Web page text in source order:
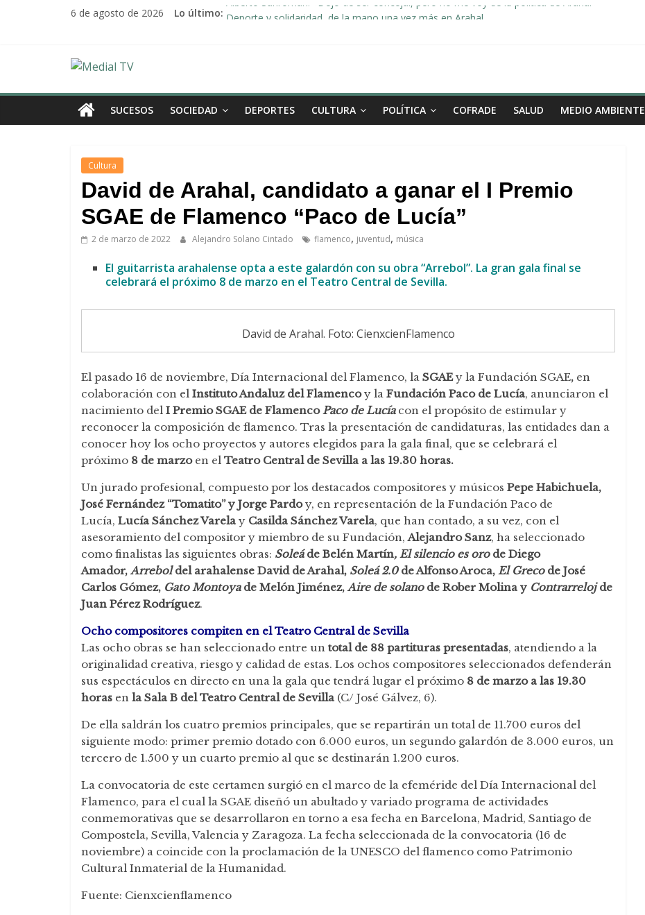
6 de agosto de 2026 Lo último: Alberto Sanromán: «Dejo de ser concejal, pero no me voy de la política de Arahal»
Medial
TV
diario
digital
televisión
de
Arahal
SUCESOS SOCIEDAD DEPORTES CULTURA POLÍTICA COFRADE SALUD MEDIO AMBIENTE
Cultura
David de Arahal, candidato a ganar el I Premio
SGAE de Flamenco “Paco de Lucía”
2 de marzo de 2022 Alejandro Solano Cintado flamenco, juventud, música
El guitarrista arahalense opta a este galardón con su obra “Arrebol”. La gran gala final se
celebrará el próximo 8 de marzo en el Teatro Central de Sevilla.
David de Arahal. Foto: CienxcienFlamenco
El pasado 16 de noviembre, Día Internacional del Flamenco, la SGAEy la Fundación SGAE, en
colaboración con el Instituto Andaluz del Flamencoy la Fundación Paco de Lucía, anunciaron el
nacimiento del I Premio SGAE de FlamencoPaco de Lucíacon el propósito de estimular y
reconocer la composición de flamenco. Tras la presentación de candidaturas, las entidades dan a
conocer hoy los ocho proyectos y autores elegidos para la gala final, que se celebrará el
próximo 8 de marzoen el Teatro Central de Sevilla a las 19.30 horas.
Un jurado profesional, compuesto por los destacados compositores y músicos Pepe Habichuela,
José Fernández “Tomatito” y Jorge Pardoy, en representación de la Fundación Paco de
Lucía, Lucía Sánchez Varela y Casilda Sánchez Varela, que han contado, a su vez, con el
asesoramiento del compositor y miembro de su Fundación,Alejandro Sanz, ha seleccionado
como finalistas las siguientes obras: Soleáde Belén Martín, El silencio es orode Diego
Amador, Arreboldel arahalense David de Arahal, Soleá 2.0de Alfonso Aroca, El Grecode José
Carlos Gómez, Gato Montoyade Melón Jiménez, Aire de solanode Rober Molina y Contrarrelojde
Juan Pérez Rodríguez.
Ocho compositores compiten en el Teatro Central de Sevilla
Las ocho obras se han seleccionado entre un total de 88 partituras presentadas, atendiendo a la
originalidad creativa, riesgo y calidad de estas. Los ochos compositores seleccionados defenderán
sus espectáculos en directo en una la gala que tendrá lugar el próximo 8 de marzo a las 19.30
horas en la Sala B del Teatro Central de Sevilla (C/ José Gálvez, 6).
De ella saldrán los cuatro premios principales, que se repartirán un total de 11.700 euros del
siguiente modo: primer premio dotado con 6.000 euros, un segundo galardón de 3.000 euros, un
tercero de 1.500 y un cuarto premio al que se destinarán 1.200 euros.
La convocatoria de este certamen surgió en el marco de la efeméride del Día Internacional del
Flamenco, para el cual la SGAE diseñó un abultado y variado programa de actividades
conmemorativas que se desarrollaron en torno a esa fecha en Barcelona, Madrid, Santiago de
Compostela, Sevilla, Valencia y Zaragoza. La fecha seleccionada de la convocatoria (16 de
noviembre) a coincide con la proclamación de la UNESCO del flamenco como Patrimonio
Cultural Inmaterial de la Humanidad.
Fuente: Cienxcienflamenco